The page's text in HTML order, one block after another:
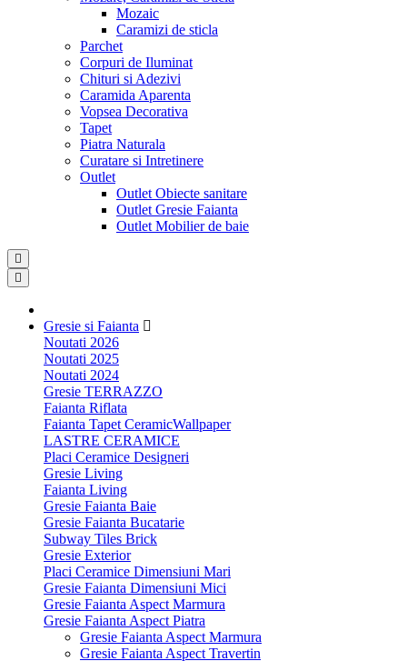
Mozaic
Caramizi de sticla
Parchet
Corpuri de Iluminat
Chituri si Adezivi
Caramida Aparenta
Vopsea Decorativa
Tapet
Piatra Naturala
Curatare si Intretinere
Outlet
Outlet Obiecte sanitare
Outlet Gresie Faianta
Outlet Mobilier de baie
Gresie si Faianta
Noutati 2026
Noutati 2025
Noutati 2024
Gresie TERRAZZO
Faianta Riflata
Faianta Tapet CeramicWallpaper
LASTRE CERAMICE
Placi Ceramice Designeri
Gresie Living
Faianta Living
Gresie Faianta Baie
Gresie Faianta Bucatarie
Subway Tiles Brick
Gresie Exterior
Placi Ceramice Dimensiuni Mari
Gresie Faianta Dimensiuni Mici
Gresie Faianta Aspect Marmura
Gresie Faianta Aspect Piatra
Gresie Faianta Aspect Marmura
Gresie Faianta Aspect Travertin